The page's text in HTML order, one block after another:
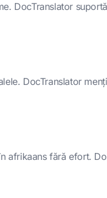
DocTranslator
DocTranslator
afrikaans fără efort.